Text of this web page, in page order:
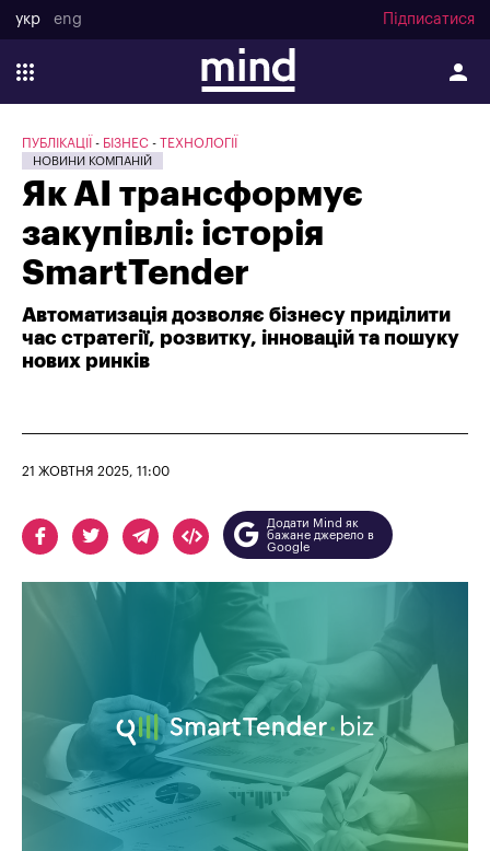
укр eng Підписатися
ПУБЛІКАЦІЇ БІЗНЕС ТЕХНОЛОГІЇ
НОВИНИ КОМПАНІЙ
Як AI трансформує
закупівлі: історія
SmartTender
Автоматизація дозволяє бізнесу приділити
час стратегії, розвитку, інновацій та пошуку
нових ринків
21 ЖОВТНЯ 2025, 11:00
Додати Mind як
бажане джерело в
Google